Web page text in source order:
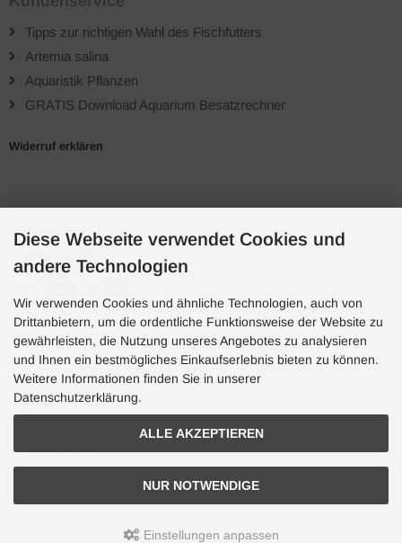
Tipps zur richtigen Wahl des Fischfutters
Artemia salina
Aquaristik Pflanzen
GRATIS Download Aquarium Besatzrechner
Widerruf erklären
Zahlungsarten
Hotline
Hotline
(10:30-15:00 Uhr)
andreas-guder.de
Diese Webseite verwendet Cookies und
andere Technologien
Wir verwenden Cookies und ähnliche Technologien, auch von
Drittanbietern, um die ordentliche Funktionsweise der Website zu
gewährleisten, die Nutzung unseres Angebotes zu analysieren
und Ihnen ein bestmögliches Einkaufserlebnis bieten zu können.
Weitere Informationen finden Sie in unserer
Datenschutzerklärung.
ALLE AKZEPTIEREN
NUR NOTWENDIGE
Einstellungen anpassen